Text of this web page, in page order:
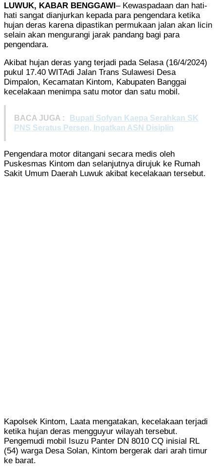
LUWUK, KABAR BENGGAWI– Kewaspadaan dan hati-
hati sangat dianjurkan kepada para pengendara ketika
hujan deras karena dipastikan permukaan jalan akan licin
selain akan mengurangi jarak pandang bagi para
pengendara.
Akibat hujan deras yang terjadi pada Selasa (16/4/2024)
pukul 17.40 WITAdi Jalan Trans Sulawesi Desa
Dimpalon, Kecamatan Kintom, Kabupaten Banggai
kecelakaan menimpa satu motor dan satu mobil.
BACA JUGA :
Bupati Sofyan Kaepa Serahkan SK
PNS Seratus Persen, Ingatkan ASN Disiplin
Pengendara motor ditangani secara medis oleh
Puskesmas Kintom dan selanjutnya dirujuk ke Rumah
Sakit Umum Daerah Luwuk akibat kecelakaan tersebut.
Kapolsek Kintom, Laata mengatakan, kecelakaan terjadi
ketika hujan deras mengguyur wilayah tersebut.
Pengemudi mobil Isuzu Panter DN 8010 CQ inisial RL
(54) warga Desa Solan, Kintom bergerak dari arah timur
ke barat.